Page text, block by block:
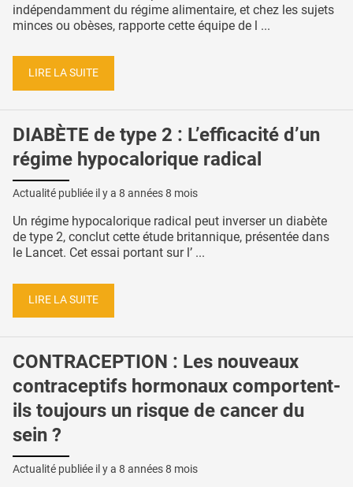
indépendamment du régime alimentaire, et chez les sujets
minces ou obèses, rapporte cette équipe de l ...
LIRE LA SUITE
DIABÈTE de type 2 : L’efficacité d’un
régime hypocalorique radical
Actualité publiée il y a 8 années 8 mois
Un régime hypocalorique radical peut inverser un diabète
de type 2, conclut cette étude britannique, présentée dans
le Lancet. Cet essai portant sur l’ ...
LIRE LA SUITE
CONTRACEPTION : Les nouveaux
contraceptifs hormonaux comportent-
ils toujours un risque de cancer du
sein ?
Actualité publiée il y a 8 années 8 mois